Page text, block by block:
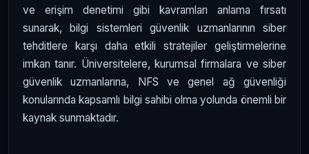
ve erişim denetimi gibi kavramları anlama fırsatı
sunarak, bilgi sistemleri güvenlik uzmanlarının siber
tehditlere karşı daha etkili stratejiler geliştirmelerine
imkan tanır. Üniversitelere, kurumsal firmalara ve siber
güvenlik uzmanlarına, NFS ve genel ağ güvenliği
konularında kapsamlı bilgi sahibi olma yolunda önemli bir
kaynak sunmaktadır.